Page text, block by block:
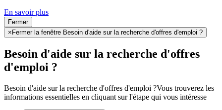
En savoir plus
Fermer
× Fermer la fenêtre Besoin d'aide sur la recherche d'offres d'emploi ?
Besoin d'aide sur la recherche d'offres
d'emploi ?
Besoin d'aide sur la recherche d'offres d'emploi ?Vous trouverez les
informations essentielles en cliquant sur l'étape qui vous intéresse